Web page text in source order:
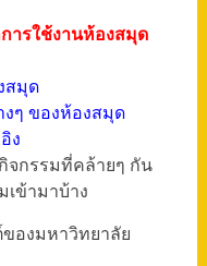
ารใช้งานห้องสมุด
สมุด
ๆ ของห้องสมุด
ง
จกรรมที่คล้ายๆ กัน
เข้ามาบ้าง
ของมหาวิทยาลัย